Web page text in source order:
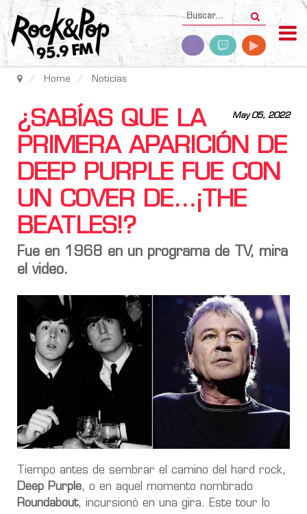
Home Noticias
May 05, 2022
¿SABÍAS QUE LA
PRIMERA APARICIÓN DE
DEEP PURPLE FUE CON
UN COVER DE…¡THE
BEATLES!?
Fue en 1968 en un programa de TV, mira
el video.
Tiempo antes de sembrar el camino del hard rock,
Deep Purple, o en aquel momento nombrado
Roundabout, incursionó en una gira. Este tour lo